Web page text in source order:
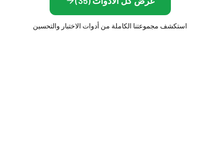
استكشف مجموعتنا الكاملة من أدوات الاختبار والتحسين